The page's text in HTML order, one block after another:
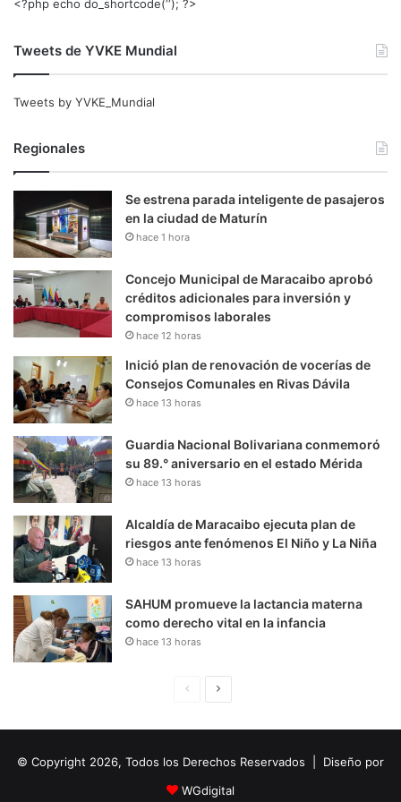
<?php echo do_shortcode(‘‘); ?>
Tweets de YVKE Mundial
Tweets by YVKE_Mundial
Regionales
Se estrena parada inteligente de pasajeros
en la ciudad de Maturín
hace 1 hora
Concejo Municipal de Maracaibo aprobó
créditos adicionales para inversión y
compromisos laborales
hace 12 horas
Inició plan de renovación de vocerías de
Consejos Comunales en Rivas Dávila
hace 13 horas
Guardia Nacional Bolivariana conmemoró
su 89.° aniversario en el estado Mérida
hace 13 horas
Alcaldía de Maracaibo ejecuta plan de
riesgos ante fenómenos El Niño y La Niña
hace 13 horas
SAHUM promueve la lactancia materna
como derecho vital en la infancia
hace 13 horas
i
n
u
i
© Copyright 2026, Todos los Derechos Reservados | Diseño por
WGdigital